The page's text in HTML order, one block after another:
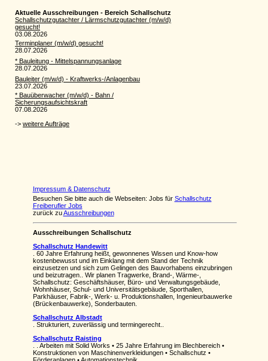
Impressum & Datenschutz
Besuchen Sie bitte auch die Webseiten: Jobs für Schallschutz
Freiberufler Jobs
zurück zuAusschreibungen
Ausschreibungen Schallschutz
Schallschutz Handewitt
. 60 Jahre Erfahrung heißt, gewonnenes Wissen und Know-how
kostenbewusst und im Einklang mit dem Stand der Technik
einzusetzen und sich zum Gelingen des Bauvorhabens einzubringen
und beizutragen.. Wir planen Tragwerke, Brand-, Wärme-,
Schallschutz: Geschäftshäuser, Büro- und Verwaltungsgebäude,
Wohnhäuser, Schul- und Universitätsgebäude, Sporthallen,
Parkhäuser, Fabrik-, Werk- u. Produktionshallen, Ingenieurbauwerke
(Brückenbauwerke), Sonderbauten.
Schallschutz Albstadt
. Strukturiert, zuverlässig und termingerecht..
Schallschutz Raisting
. . Arbeiten mit Solid Works • 25 Jahre Erfahrung im Blechbereich •
Konstruktionen von Maschinenverkleidungen • Schallschutz •